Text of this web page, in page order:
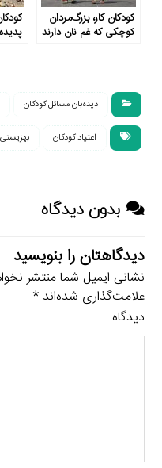
کودکان کار، بزرگ‌مردان
کوچکی که غم نان دارند
دیده‌بان مسائل کودکان
اعتیاد کودکان بهزیستی
بدون دیدگاه
دیدگاهتان را بنویسید
نشانی ایمیل شما منتشر
علامت‌گذاری شده‌اند*
دیدگاه